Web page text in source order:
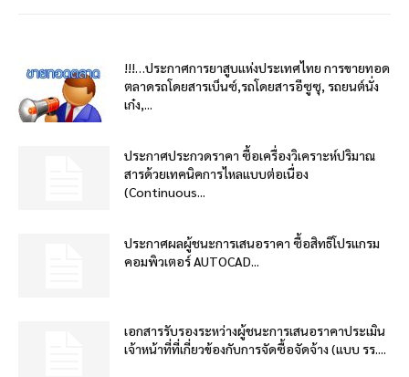
!!!…ประกาศการยาสูบแห่งประเทศไทย การขายทอด
ตลาดรถโดยสารเบ็นซ์,รถโดยสารอีซูซุ, รถยนต์นั่ง
เก๋ง,...
ประกาศประกวดราคา ซื้อเครื่องวิเคราะห์ปริมาณ
สารด้วยเทคนิคการไหลแบบต่อเนื่อง
(Continuous...
ประกาศผลผู้ชนะการเสนอราคา ซื้อสิทธิโปรแกรม
คอมพิวเตอร์ AUTOCAD...
เอกสารรับรองระหว่างผู้ชนะการเสนอราคาประเมิน
เจ้าหน้าที่ที่เกี่ยวข้องกับการจัดซื้อจัดจ้าง (แบบ รร....